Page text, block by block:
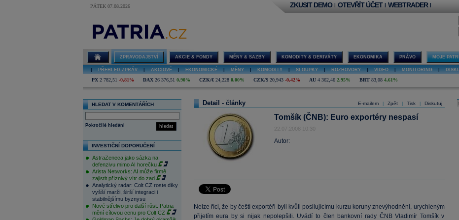
PÁTEK 07.08.2026 ZKUSIT DEMO | OTEVŘÍT ÚČET | WEBTRADER |
ZPRAVODAJSTVÍ AKCIE & FONDY MĚNY & SAZBY KOMODITY & DERIVÁTY EKONOMIKA PRÁVO MOJE
PŘEHLED ZPRÁV AKCIOVÉ EKONOMICKÉ MĚNY KOMODITY SLOUPKY ROZHOVORY VIDEO MONITORING
PX 2 782,51 -0,81% DAX 26 376,51 0,90% CZK/€ 24,228 0,00% CZK/$ 20,943 -0,42% AU 4 362,46 2,95% BRT 83,08 4,61%
HLEDAT V KOMENTÁŘÍCH
hledat
Pokročilé hledání
INVESTIČNÍ DOPORUČENÍ
AstraZeneca jako sázka na
defenzivu mimo AI horečku
Arista Networks: AI může firmě
zajistit příznivý vítr do zad
Analytický radar: Colt CZ roste díky
vyšší marži, širší integraci i
stabilnějšímu byznysu
Nové střelivo pro další růst. Patria
mění cílovou cenu pro Colt CZ
E-mailem Zpět Tisk Diskutuj
Detail - články
Tomšík (ČNB): Euro exportéry nespasí
22.07.2008 10:30
Autor:
Nelze říci, že by čeští exportéři byli kvůli posilujícímu kurzu koruny znevýhodněni, urychleným
přijetím eura by si nijak nepolepšili. Uvádí to člen bankovní rady ČNB Vladimír Tomšík v